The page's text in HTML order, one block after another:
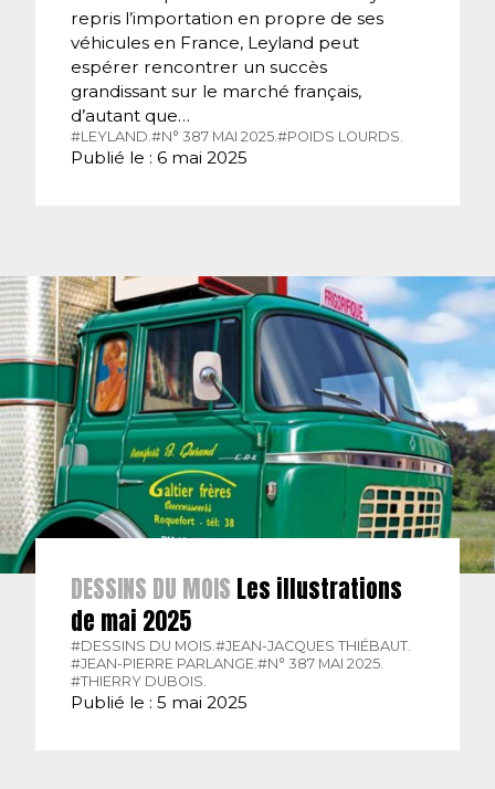
repris l’importation en propre de ses
véhicules en France, Leyland peut
espérer rencontrer un succès
grandissant sur le marché français,
d’autant que…
#LEYLAND. #N° 387 MAI 2025. #POIDS LOURDS.
Publié le : 6 mai 2025
DESSINS DU MOIS Les illustrations
de mai 2025
#DESSINS DU MOIS. #JEAN-JACQUES THIÉBAUT.
#JEAN-PIERRE PARLANGE. #N° 387 MAI 2025.
#THIERRY DUBOIS.
Publié le : 5 mai 2025